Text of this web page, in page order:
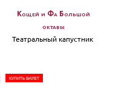
Кощей и Фа Большой
октавы
Театральный капустник
КУПИТЬ БИЛЕТ